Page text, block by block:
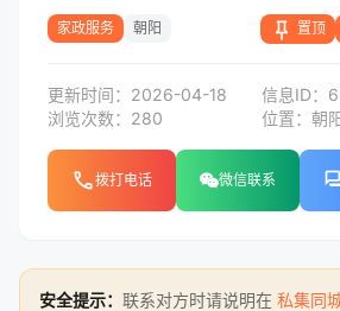
家政服务 朝阳 push_pin 置顶
更新时间：2026-04-18
信息ID：
浏览次数：280
位置：朝
phone拨打电话 微信联系
安全提示： 联系对方时请说明在 私集同